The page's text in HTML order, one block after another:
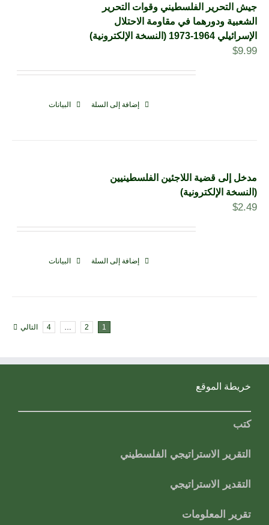
جيش التحرير الفلسطيني وقوات التحرير
الشعبية ودورهما في مقاومة الاحتلال
الإسرائيلي 1964-1973 (النسخة الإلكترونية)
$9.99
إضافة إلى السلة البيانات
مدخل إلى قضية اللاجئين الفلسطينيين
(النسخة الإلكترونية)
$2.49
إضافة إلى السلة البيانات
1
2
…
4 التالي
خريطة الموقع
كتب
التقرير الاستراتيجي الفلسطيني
التقدير الاستراتيجي
تقرير المعلومات